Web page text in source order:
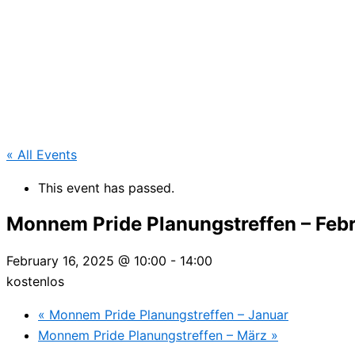
« All Events
This event has passed.
Monnem Pride Planungstreffen –
February 16, 2025 @ 10:00 - 14:00
kostenlos
« Monnem Pride Planungstreffen – Januar
Monnem Pride Planungstreffen – März »